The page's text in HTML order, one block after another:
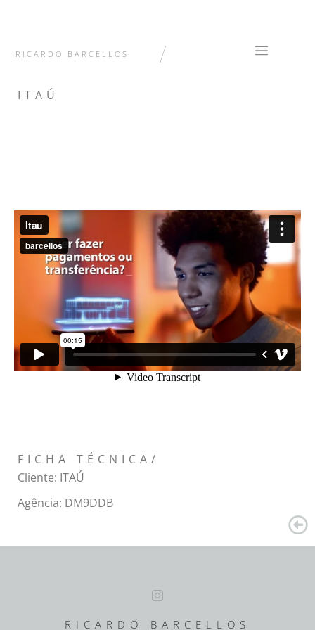
RICARDO BARCELLOS /
ITAÚ
FICHA TÉCNICA/
Cliente: ITAÚ
Agência: DM9DDB
RICARDO BARCELLOS